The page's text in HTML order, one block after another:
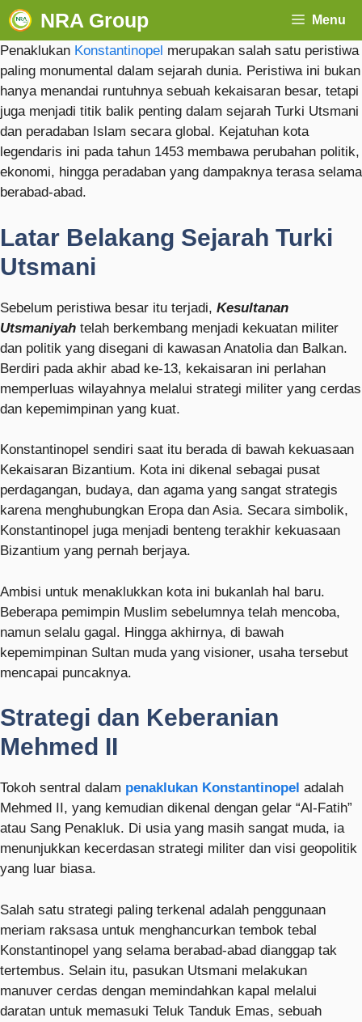
NRA Group Menu
Penaklukan Konstantinopel merupakan salah satu peristiwa
paling monumental dalam sejarah dunia. Peristiwa ini bukan
hanya menandai runtuhnya sebuah kekaisaran besar, tetapi
juga menjadi titik balik penting dalam sejarah Turki Utsmani
dan peradaban Islam secara global. Kejatuhan kota
legendaris ini pada tahun 1453 membawa perubahan politik,
ekonomi, hingga peradaban yang dampaknya terasa selama
berabad-abad.
Latar Belakang Sejarah Turki
Utsmani
Sebelum peristiwa besar itu terjadi, Kesultanan
Utsmaniyah telah berkembang menjadi kekuatan militer
dan politik yang disegani di kawasan Anatolia dan Balkan.
Berdiri pada akhir abad ke-13, kekaisaran ini perlahan
memperluas wilayahnya melalui strategi militer yang cerdas
dan kepemimpinan yang kuat.
Konstantinopel sendiri saat itu berada di bawah kekuasaan
Kekaisaran Bizantium. Kota ini dikenal sebagai pusat
perdagangan, budaya, dan agama yang sangat strategis
karena menghubungkan Eropa dan Asia. Secara simbolik,
Konstantinopel juga menjadi benteng terakhir kekuasaan
Bizantium yang pernah berjaya.
Ambisi untuk menaklukkan kota ini bukanlah hal baru.
Beberapa pemimpin Muslim sebelumnya telah mencoba,
namun selalu gagal. Hingga akhirnya, di bawah
kepemimpinan Sultan muda yang visioner, usaha tersebut
mencapai puncaknya.
Strategi dan Keberanian
Mehmed II
Tokoh sentral dalam penaklukan Konstantinopel adalah
Mehmed II, yang kemudian dikenal dengan gelar “Al-Fatih”
atau Sang Penakluk. Di usia yang masih sangat muda, ia
menunjukkan kecerdasan strategi militer dan visi geopolitik
yang luar biasa.
Salah satu strategi paling terkenal adalah penggunaan
meriam raksasa untuk menghancurkan tembok tebal
Konstantinopel yang selama berabad-abad dianggap tak
tertembus. Selain itu, pasukan Utsmani melakukan
manuver cerdas dengan memindahkan kapal melalui
daratan untuk memasuki Teluk Tanduk Emas, sebuah